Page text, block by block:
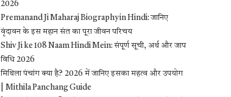
2026
Premanand Ji Maharaj Biography in Hindi: जानिए
वृंदावन के इस महान संत का पूरा जीवन परिचय
Shiv Ji ke 108 Naam Hindi Mein: संपूर्ण सूची, अर्थ और जाप
विधि 2026
मिथिला पंचांग क्या है? 2026 में जानिए इसका महत्व और उपयोग
| Mithila Panchang Guide